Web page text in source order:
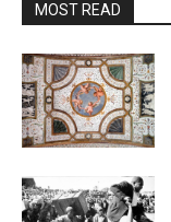
MOST READ